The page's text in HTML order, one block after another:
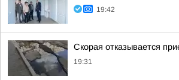
19:42
Скорая отказывается
19:31